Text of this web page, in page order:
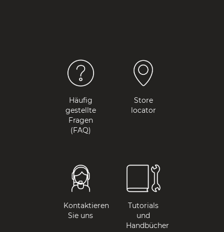
Häufig
gestellte
Fragen
(FAQ)
Store
locator
Kontaktieren
Sie uns
Tutorials
und
Handbücher